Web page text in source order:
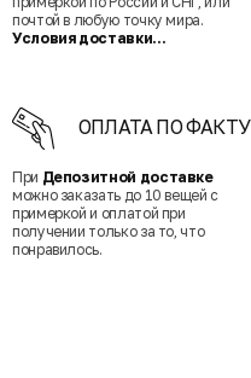
почтой в любую точку мира.
Условия доставки...
ОПЛАТА ПО ФАКТУ
При Депозитной доставке
можно заказать до 10 вещей с
примеркой и оплатой при
получении только за то, что
понравилось.